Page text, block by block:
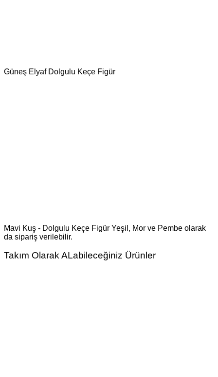
Güneş Elyaf Dolgulu Keçe Figür
Mavi Kuş - Dolgulu Keçe Figür Yeşil, Mor ve Pembe olarak
da sipariş verilebilir.
Takım Olarak ALabileceğiniz Ürünler